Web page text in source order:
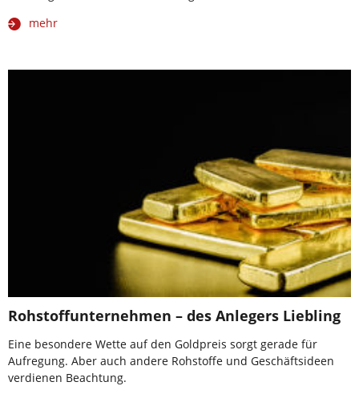
mehr
Rohstoffunternehmen – des Anlegers Liebling
Eine besondere Wette auf den Goldpreis sorgt gerade für
Aufregung. Aber auch andere Rohstoffe und Geschäftsideen
verdienen Beachtung.